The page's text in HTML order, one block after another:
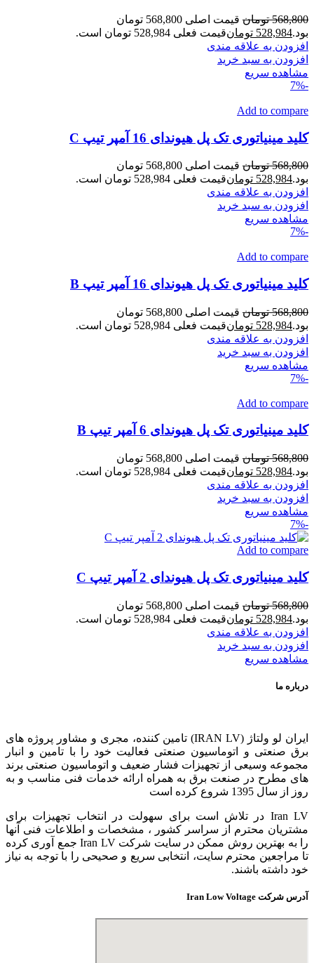
568,800 تومان
قیمت اصلی 568,800 تومان
بود.528,984 تومانقیمت فعلی 528,984 تومان است.
افزودن به علاقه مندی
افزودن به سبد خرید
مشاهده سریع
-7%
Add to compare
کلید مینیاتوری تک پل هیوندای 16 آمپر تیپ C
568,800 تومان
قیمت اصلی 568,800 تومان
بود.528,984 تومانقیمت فعلی 528,984 تومان است.
افزودن به علاقه مندی
افزودن به سبد خرید
مشاهده سریع
-7%
Add to compare
کلید مینیاتوری تک پل هیوندای 16 آمپر تیپ B
568,800 تومان
قیمت اصلی 568,800 تومان
بود.528,984 تومانقیمت فعلی 528,984 تومان است.
افزودن به علاقه مندی
افزودن به سبد خرید
مشاهده سریع
-7%
Add to compare
کلید مینیاتوری تک پل هیوندای 6 آمپر تیپ B
568,800 تومان
قیمت اصلی 568,800 تومان
بود.528,984 تومانقیمت فعلی 528,984 تومان است.
افزودن به علاقه مندی
افزودن به سبد خرید
مشاهده سریع
-7%
Add to compare
کلید مینیاتوری تک پل هیوندای 2 آمپر تیپ C
568,800 تومان
قیمت اصلی 568,800 تومان
بود.528,984 تومانقیمت فعلی 528,984 تومان است.
افزودن به علاقه مندی
افزودن به سبد خرید
مشاهده سریع
درباره ما
ایران لو ولتاژ (IRAN LV) تامین کننده، مجری و مشاور پروژه های
برق صنعتی و اتوماسیون صنعتی فعالیت خود را با تامین و انبار
مجموعه وسیعی از تجهیزات فشار ضعیف و اتوماسیون صنعتی برند
های مطرح در صنعت برق به همراه ارائه خدمات فنی مناسب و به
روز از سال 1395 شروع کرده است
Iran LV در تلاش است برای سهولت در انتخاب تجهیزات برای
مشتریان محترم از سراسر کشور ، مشخصات و اطلاعات فنی آنها
را به بهترین روش ممکن در سایت شرکت Iran LV جمع آوری کرده
تا مراجعین محترم سایت، انتخابی سریع و صحیحی را با توجه به نیاز
خود داشته باشند.
آدرس شرکت Iran Low Voltage